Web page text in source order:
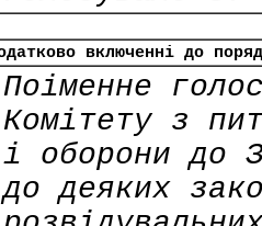
включенні до
Поіменне
Комітету з
і оборони до
до деяких